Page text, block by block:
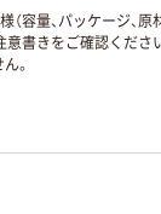
量、パッケージ、
きをご確認くださ
。